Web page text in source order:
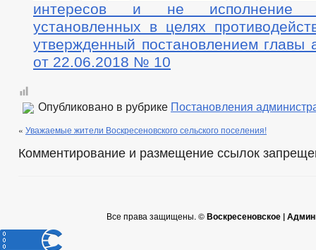
интересов и не исполнение
установленных в целях
утвержденный постановлением главы
от 22.06.2018 № 10
Опубликовано в рубрике Постановления
« Уважаемые жители Воскресеновского сельского поселения!
Комментирование и размещение ссылок
Все права защищены. ©Воскресеновское |